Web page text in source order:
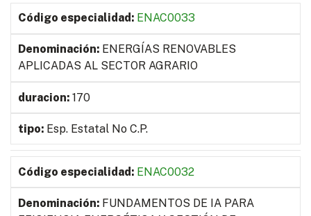
ENAC0033
ENERGÍAS RENOVABLES
APLICADAS AL SECTOR AGRARIO
170
Esp. Estatal No C.P.
ENAC0032
FUNDAMENTOS DE IA PARA